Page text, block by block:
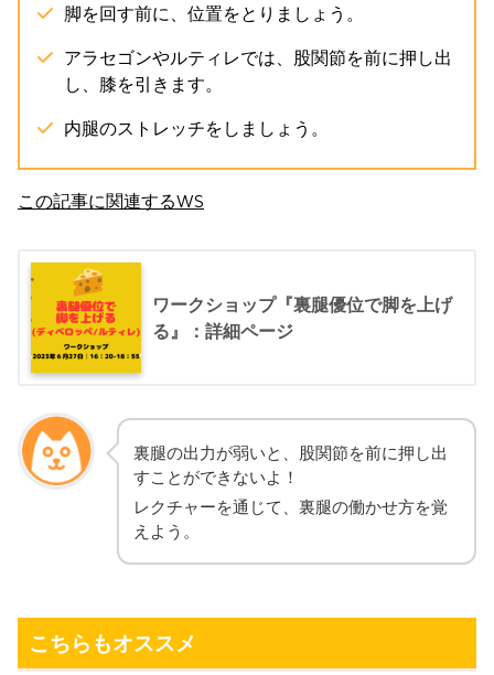
脚を回す前に、位置をとりましょう。
アラセゴンやルティレでは、股関節を前に押し出
し、膝を引きます。
内腿のストレッチをしましょう。
この記事に関連するWS
ワークショップ『裏腿優位で脚を上げ
る』：詳細ページ
裏腿の出力が弱いと、股関節を前に押し出
すことができないよ！
レクチャーを通じて、裏腿の働かせ方を覚
えよう。
こちらもオススメ